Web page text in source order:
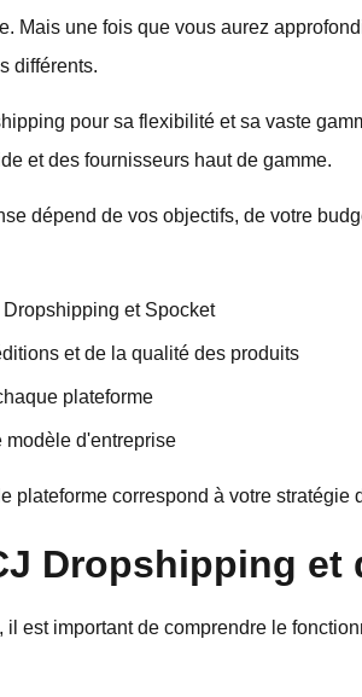
Mais une fois que vous aurez
différents.
pour sa flexibilité et sa vaste
et des fournisseurs haut de gamme.
dépend de vos objectifs, de votre
et Spocket
et de la qualité des produits
plateforme
modèle d'entreprise
plateforme correspond à votre stratégie
Dropshipping et
est important de comprendre le